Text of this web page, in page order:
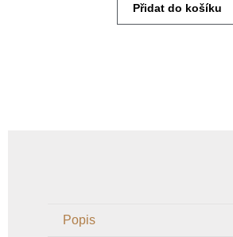
Přidat do košíku
Popis